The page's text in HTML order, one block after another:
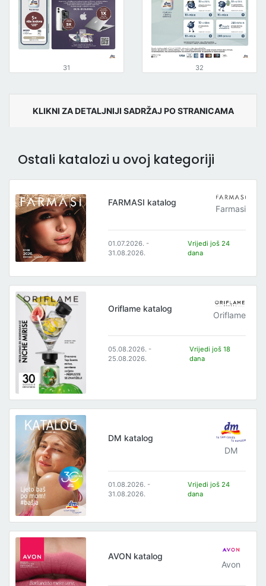
31 32
KLIKNI ZA DETALJNIJI SADRŽAJ PO STRANICAMA
Ostali katalozi u ovoj kategoriji
FARMASI katalog
Farmasi
01.07.2026. -
31.08.2026.
Vrijedi još 24
dana
Oriflame katalog
Oriflame
05.08.2026. -
25.08.2026.
Vrijedi još 18
dana
DM katalog
DM
01.08.2026. -
31.08.2026.
Vrijedi još 24
dana
AVON katalog
Avon